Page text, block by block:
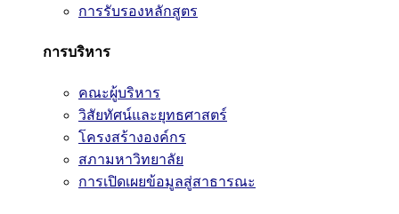
การรับรองหลักสูตร
การบริหาร
คณะผู้บริหาร
วิสัยทัศน์และยุทธศาสตร์
โครงสร้างองค์กร
สภามหาวิทยาลัย
การเปิดเผยข้อมูลสู่สาธารณะ